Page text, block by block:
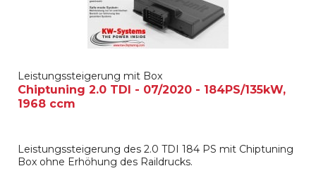
Leistungssteigerung mit Box
Chiptuning 2.0 TDI - 07/2020 - 184PS/135kW,
1968 ccm
Leistungssteigerung des 2.0 TDI 184 PS mit Chiptuning
Box ohne Erhöhung des Raildrucks.